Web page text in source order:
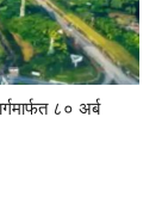
८० अर्ब